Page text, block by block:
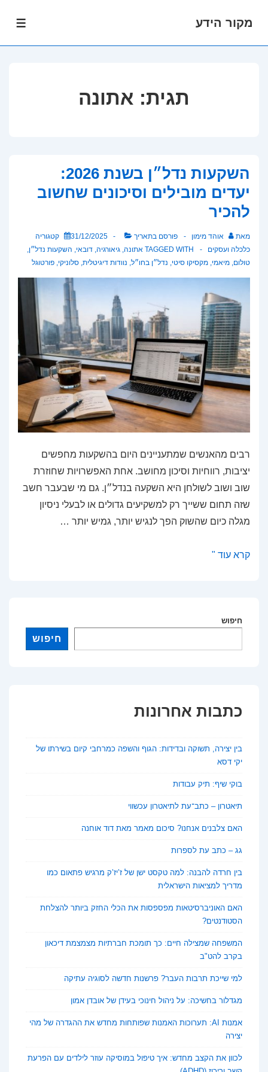
מקור הידע
תגית: אתונה
השקעות נדל״ן בשנת 2026:
יעדים מובילים וסיכונים שחשוב
להכיר
מאת אוהד מימון פורסם בתאריך 31/12/2025
קטגוריה
כלכלה ועסקים
TAGGED WITH אתונה, גיאורגיה, דובאי, השקעות נדל״ן,
טולום, מיאמי, מקסיקו סיטי, נדל״ן בחו״ל, נוודות דיגיטלית, סלוניקי, פורטוגל
רבים מהאנשים שמתעניינים היום בהשקעות מחפשים
יציבות, רווחיות וסיכון מחושב. אחת האפשרויות שחוזרת
שוב ושוב לשולחן היא השקעה בנדל״ן. גם מי שבעבר חשב
שזה תחום ששייך רק למשקיעים גדולים או לבעלי ניסיון
מגלה כיום שהשוק הפך לנגיש יותר, גמיש יותר …
השקעות
יעדים
קרא עוד "
חיפוש
חיפוש
כתבות אחרונות
בין יצירה, תשוקה ובדידות: הגוף והשפה כמרחבי קיום בשירתו של
יקי דסא
בוקי שיף: תיק עבודות
תיאטרון – כתב־עת לתיאטרון עכשווי
האם צלבנים אנחנו? סיכום מאמר מאת דוד אוחנה
גג – כתב עת לספרות
בין חרדה להבנה: למה טקסט ישן של ז’יז’ק מרגיש פתאום כמו
מדריך למציאות הישראלית
האם האוניברסיטאות מפספסות את הכלי החזק ביותר להצלחת
הסטודנטים?
המשפחה שמצילה חיים: כך תומכת חברתיות מצמצמת דיכאון
בקרב להט"ב
למי שייכת תרבות העבר? פרשנות חדשה לסוגיה עתיקה
מגדלור בחשיכה: על ניהול חינוכי בעידן של אובדן אמון
אמנות AI: תערוכות האמנות שפותחות מחדש את ההגדרה של מהי
יצירה
לכוון את הקצב מחדש: איך טיפול במוסיקה עוזר לילדים עם הפרעת